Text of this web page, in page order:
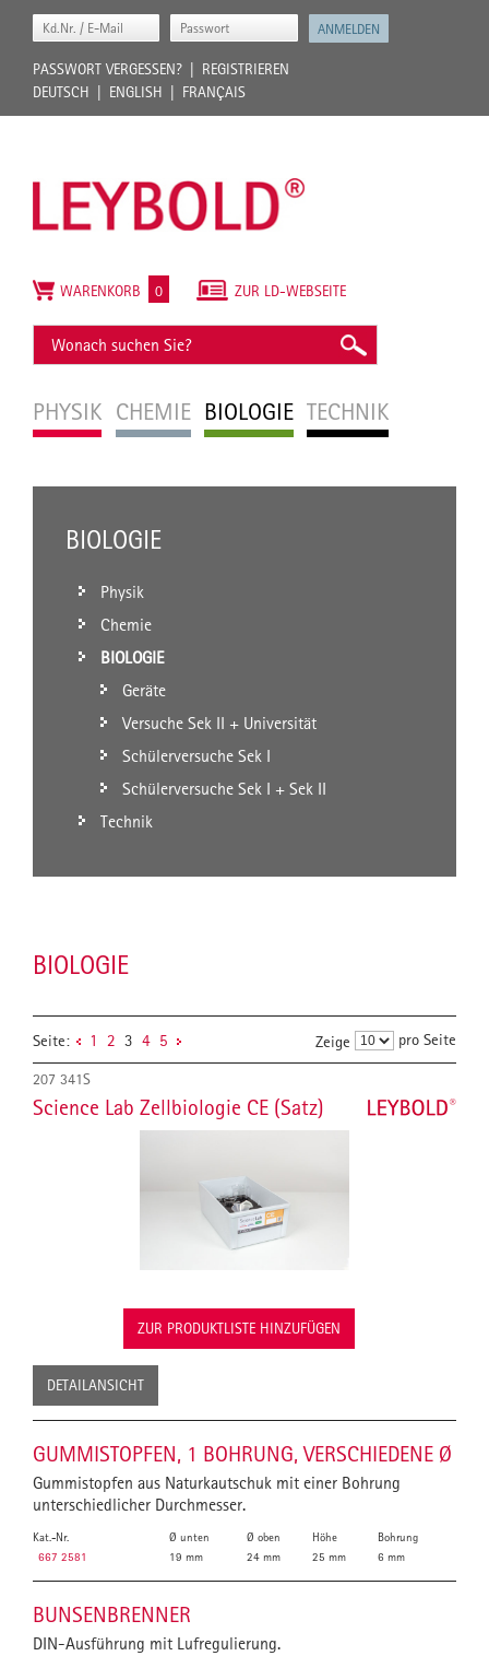
PASSWORT VERGESSEN?
REGISTRIEREN
DEUTSCH
ENGLISH FRANÇAIS
PHYSIK CHEMIE BIOLOGIE TECHNIK
ZUR LD-WEBSEITE
WARENKORB 0
BIOLOGIE
Physik
Chemie
BIOLOGIE
Geräte
Versuche Sek II + Universität
Schülerversuche Sek I
Schülerversuche Sek I + Sek II
Technik
BIOLOGIE
Seite: 1 2 3 4 5 Zeige pro Seite
207 341S
Science Lab Zellbiologie CE (Satz)
ZUR PRODUKTLISTE HINZUFÜGEN
DETAILANSICHT
GUMMISTOPFEN, 1 BOHRUNG, VERSCHIEDENE Ø
Gummistopfen aus Naturkautschuk mit einer Bohrung
unterschiedlicher Durchmesser.
Kat.-Nr. Ø unten Ø oben Höhe
Bohrung
667 2581
19 mm 24 mm 25 mm 6 mm
BUNSENBRENNER
DIN-Ausführung mit Lufregulierung.